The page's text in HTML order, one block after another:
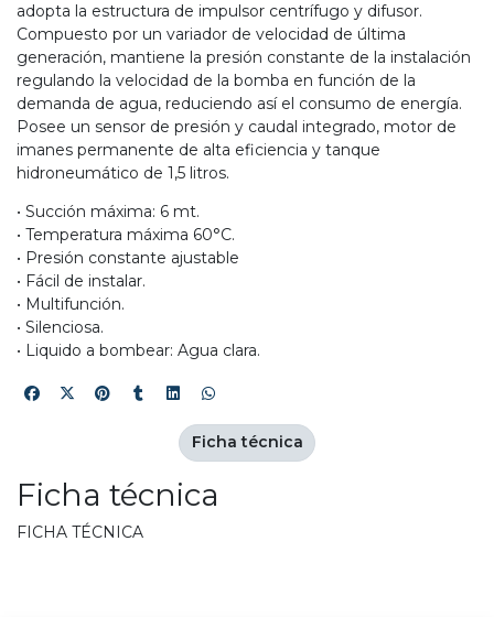
adopta la estructura de impulsor centrífugo y difusor.
Compuesto por un variador de velocidad de última
generación, mantiene la presión constante de la instalación
regulando la velocidad de la bomba en función de la
demanda de agua, reduciendo así el consumo de energía.
Posee un sensor de presión y caudal integrado, motor de
imanes permanente de alta eficiencia y tanque
hidroneumático de 1,5 litros.
• Succión máxima: 6 mt.
• Temperatura máxima 60°C.
• Presión constante ajustable
• Fácil de instalar.
• Multifunción.
• Silenciosa.
• Liquido a bombear: Agua clara.
Ficha técnica
FICHA TÉCNICA
Ficha técnica